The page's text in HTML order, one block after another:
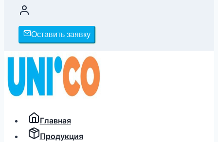
Оставить заявку
Главная
Продукция